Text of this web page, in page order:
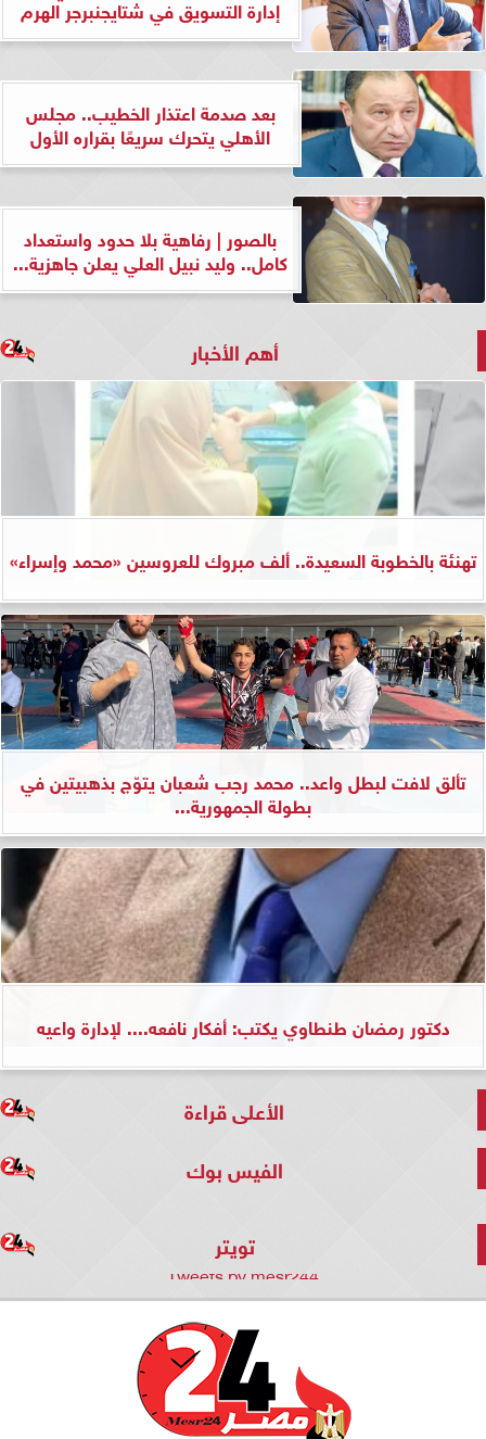
إدارة التسويق في شتايجنبرجر الهرم
بعد صدمة اعتذار الخطيب.. مجلس
الأهلي يتحرك سريعًا بقراره الأول
بالصور | رفاهية بلا حدود واستعداد
كامل.. وليد نبيل العلي يعلن جاهزية...
أهم الأخبار
تهنئة بالخطوبة السعيدة.. ألف مبروك للعروسين «محمد وإسراء»
تألق لافت لبطل واعد.. محمد رجب شعبان يتوّج بذهبيتين في
بطولة الجمهورية...
دكتور رمضان طنطاوي يكتب: أفكار نافعه.... لإدارة واعيه
الأعلى قراءة
الفيس بوك
تويتر
Tweets by mesr244